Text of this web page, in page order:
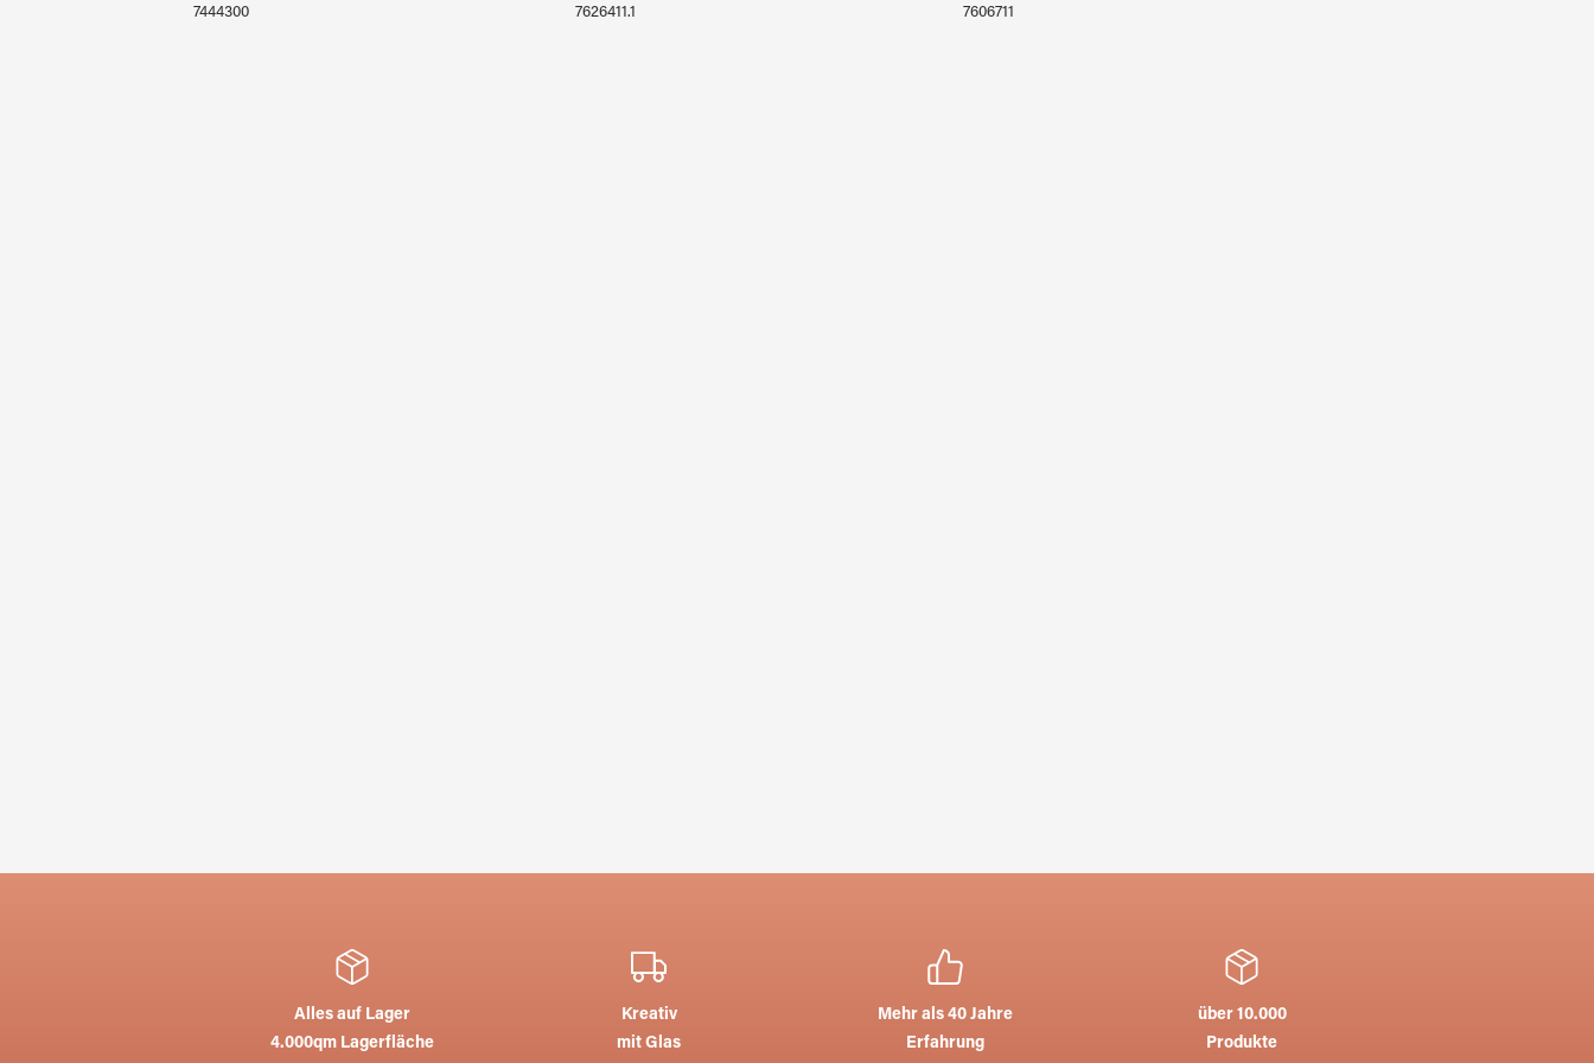
7444300 7626411.1 7606711
Alles auf Lager
4.000qm Lagerfläche
Kreativ
mit Glas
Mehr als 40 Jahre
Erfahrung
über 10.000
Produkte